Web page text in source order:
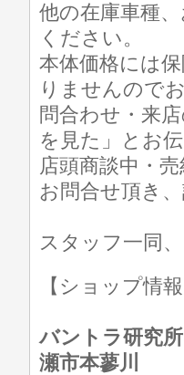
他の在庫車種
ください。
本体価格には
りませんので
問合わせ・来
を見た」とお
店頭商談中・
お問合せ頂き
スタッフ一同
【ショップ情
バントラ研究
瀬市本蓼川